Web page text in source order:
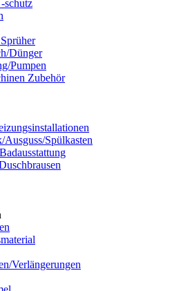
schutz
Dünger
Pumpen
Zubehör
Ausguss/Spülkasten
Verlängerungen